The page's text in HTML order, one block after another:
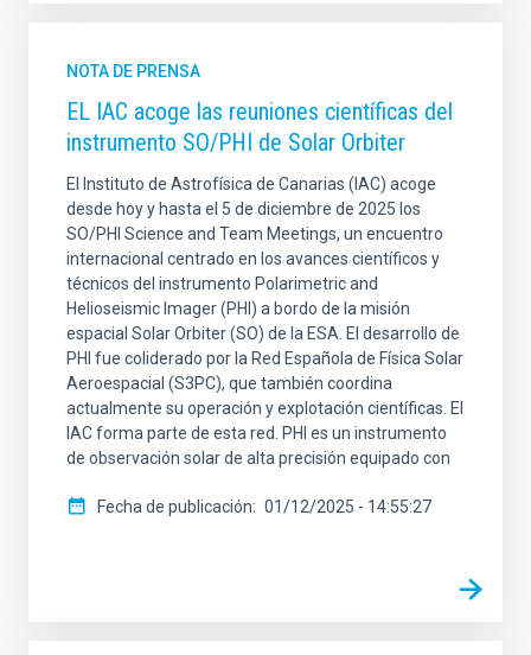
NOTA DE PRENSA
EL IAC acoge las reuniones científicas del
instrumento SO/PHI de Solar Orbiter
El Instituto de Astrofísica de Canarias (IAC) acoge
desde hoy y hasta el 5 de diciembre de 2025 los
SO/PHI Science and Team Meetings, un encuentro
internacional centrado en los avances científicos y
técnicos del instrumento Polarimetric and
Helioseismic Imager (PHI) a bordo de la misión
espacial Solar Orbiter (SO) de la ESA. El desarrollo de
PHI fue coliderado por la Red Española de Física Solar
Aeroespacial (S3PC), que también coordina
actualmente su operación y explotación científicas. El
IAC forma parte de esta red. PHI es un instrumento
de observación solar de alta precisión equipado con
Fecha de publicación 01/12/2025 - 14:55:27